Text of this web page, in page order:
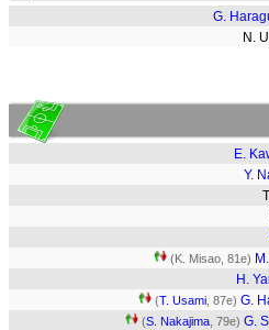
G.
N.
E.
Y.
(K. Misao, 81e)
H.
(T. Usami , 87e) G.
(S. Nakajima , 79e) G.